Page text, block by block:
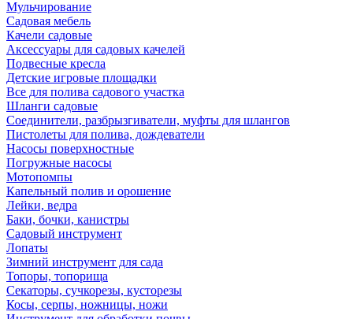
Мульчирование
Садовая мебель
Качели садовые
Аксессуары для садовых качелей
Подвесные кресла
Детские игровые площадки
Все для полива садового участка
Шланги садовые
Соединители, разбрызгиватели, муфты для шлангов
Пистолеты для полива, дождеватели
Насосы поверхностные
Погружные насосы
Мотопомпы
Капельный полив и орошение
Лейки, ведра
Баки, бочки, канистры
Садовый инструмент
Лопаты
Зимний инструмент для сада
Топоры, топорища
Секаторы, сучкорезы, кусторезы
Косы, серпы, ножницы, ножи